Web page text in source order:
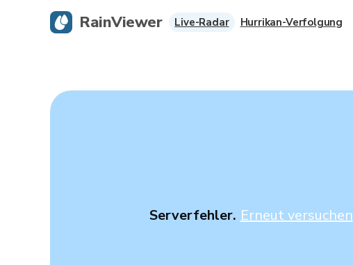
Serverfehler. Erneut versuchen
RainViewer Live-Radar Hurrikan-Verfolgung